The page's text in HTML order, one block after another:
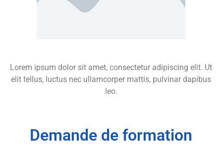
Lorem ipsum dolor sit amet, consectetur adipiscing elit. Ut
elit tellus, luctus nec ullamcorper mattis, pulvinar dapibus
leo.
Demande de formation